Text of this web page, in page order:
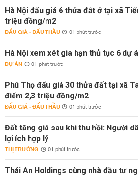
Hà Nội đấu giá 6 thửa đất ở tại xã
triệu đồng/m2
ĐẤU GIÁ - ĐẤU THẦU 01 phút trước
Hà Nội xem xét gia hạn thủ tục 6 dự
DỰ ÁN 01 phút trước
Phú Thọ đấu giá 30 thửa đất tại xã
điểm 2,3 triệu đồng/m2
ĐẤU GIÁ - ĐẤU THẦU 01 phút trước
Đất tăng giá sau khi thu hồi: Người
lợi ích hợp lý
THỊ TRƯỜNG 01 phút trước
Thái An Holdings cùng nhà đầu tư